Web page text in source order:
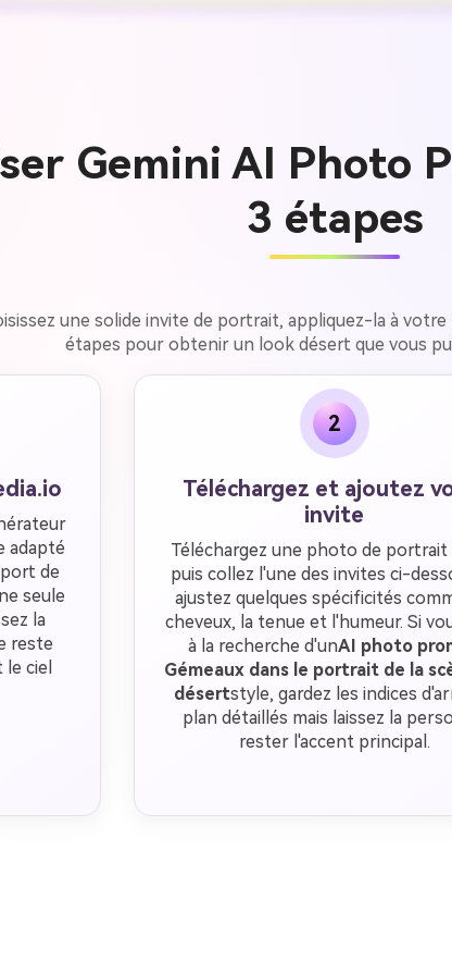
Gemini AI Photo
3 étapes
une solide invite de portrait, appliquez-la à
étapes pour obtenir un look désert que vous
adapté
de
seule
la
reste
ciel
2
Téléchargez et ajoutez
invite
Téléchargez une photo de portrait
puis collez l'une des invites ci-
ajustez quelques spécificités
cheveux, la tenue et l'humeur. Si
à la recherche d'unAI photo
Gémeaux dans le portrait de la
désertstyle, gardez les indices
plan détaillés mais laissez la
rester l'accent principal.